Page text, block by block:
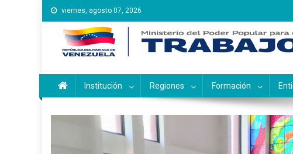
Saltar
al
contenido
viernes, agosto 07, 2026
Instituto Nacional de
Inces
Institución Regiones Formación